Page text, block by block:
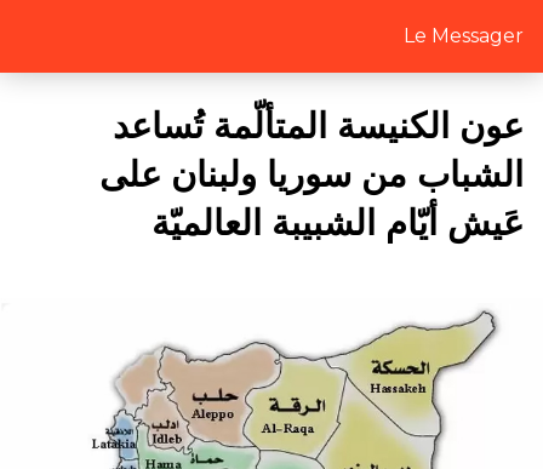
Le Messager
عون الكنيسة المتألّمة تُساعد
الشباب من سوريا ولبنان على
عَيش أيّام الشبيبة العالميّة